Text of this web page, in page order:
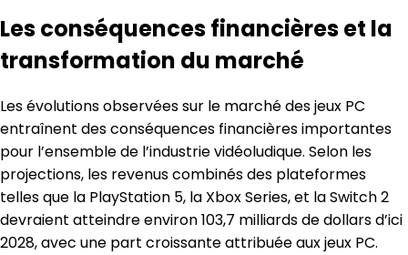
Les conséquences financières et la
transformation du marché
Les évolutions observées sur le marché des jeux PC
entraînent des conséquences financières importantes
pour l’ensemble de l’industrie vidéoludique. Selon les
projections, les revenus combinés des plateformes
telles que la PlayStation 5, la Xbox Series, et la Switch 2
devraient atteindre environ 103,7 milliards de dollars d’ici
2028, avec une part croissante attribuée aux jeux PC.